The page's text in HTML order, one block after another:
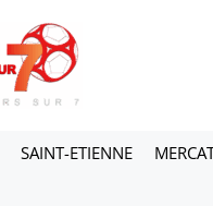
SAINT-ETIENNE